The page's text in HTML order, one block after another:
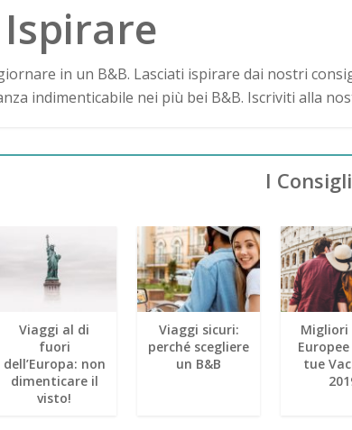
in un B&B. Lasciati ispirare dai nostri
indimenticabile nei più bei B&B. Iscriviti alla
I
Viaggi al di
fuori
dell’Europa: non
dimenticare il
visto!
Viaggi sicuri:
perché scegliere
un B&B
Migliori
tue